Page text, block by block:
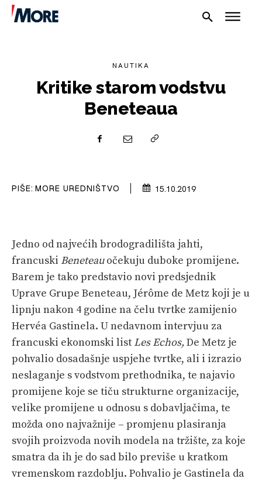
VELIKE PRIČE
PRETPLATA
SHOP
NAUTIKA
Kritike starom vodstvu
Beneteaua
PIŠE: MORE UREDNIŠTVO 15.10.2019
Jedno od najvećih brodogradilišta jahti,
francuski Beneteauočekuju duboke promijene.
Barem je tako predstavio novi predsjednik
Uprave Grupe Beneteau, Jérôme de Metz koji je u
lipnju nakon 4 godine na čelu tvrtke zamijenio
Hervéa Gastinela. U nedavnom intervjuu za
francuski ekonomski list Les Echos, De Metz je
pohvalio dosadašnje uspjehe tvrtke, ali i izrazio
neslaganje s vodstvom prethodnika, te najavio
promijene koje se tiču strukturne organizacije,
velike promijene u odnosu s dobavljačima, te
možda ono najvažnije – promjenu plasiranja
svojih proizvoda novih modela na tržište, za koje
smatra da ih je do sad bilo previše u kratkom
vremenskom razdoblju. Pohvalio je Gastinela da